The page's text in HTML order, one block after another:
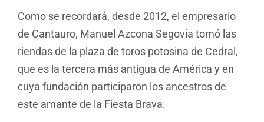
Como se recordará, desde 2012, el empresario
de Cantauro, Manuel Azcona Segovia tomó las
riendas de la plaza de toros potosina de Cedral,
que es la tercera más antigua de América y en
cuya fundación participaron los ancestros de
este amante de la Fiesta Brava.